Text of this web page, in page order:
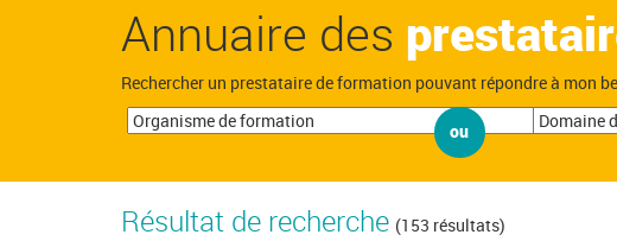
Annuaire des
Rechercher un prestataire de formation pouvant répondre à mon
ou
Résultat de recherche (153 résultats)